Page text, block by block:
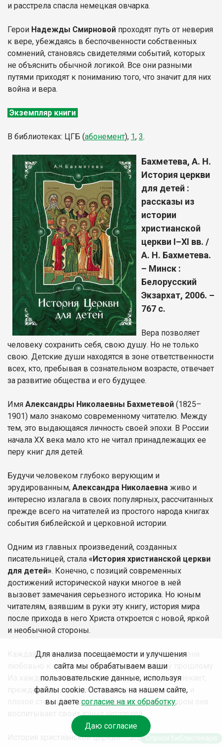
и расстрела спасла немецкая овчарка.
Герои Надежды Смирновой проходят путь от неверия
к вере, убеждаясь в беспочвенности собственных
сомнений, становясь свидетелями событий, которых
не объяснить обычной логикой. Все они разными
путями приходят к пониманию того, что значит для них
война и вера.
Экземпляр книги
В библиотеках: ЦГБ (абонемент), 1, 3.
Бахметева, А. Н.
История церкви
для детей :
рассказы из
истории
христианской
церкви I–XI вв. /
А. Н. Бахметева.
– Минск :
Белорусский
Экзархат, 2006. –
767 с.
Вера позволяет
человеку сохранить себя, свою душу. Но не только
свою. Детские души находятся в зоне ответственности
всех, кто, пребывая в сознательном возрасте, отвечает
за развитие общества и его будущее.
Имя Александры Николаевны Бахметевой (1825–
1901) мало знакомо современному читателю. Между
тем, это выдающаяся личность своей эпохи. В России
начала XX века мало кто не читал принадлежащих ее
перу книг для детей.
Будучи человеком глубоко верующим и
эрудированным, Александра Николаевна живо и
интересно излагала в своих популярных, рассчитанных
прежде всего на читателей из простого народа книгах
события библейской и церковной истории.
Одним из главных произведений, созданных
писательницей, стала «История христианской церкви
для детей». Конечно, с позиций современных
достижений исторической науки многое в ней
вызовет замечания серьезного историка. Но юным
читателям, взявшим в руки эту книгу, история мира
после прихода в него Христа откроется с новой, яркой
и необычной стороны.
Каждая страница книгА. Н. Бахметевойнаполнена
любовью к истории и уважением к нашему прошлому.
Из каждого исторического события автор извлекает,
прежде всего, нравственные уроки. И хорошее, и
плохое становится для нее примером, на котором она
воспитывает своих юных читателей.
История христианской церкви – это история не только
Для анализа посещаемости и улучшения
сайта мы обрабатываем ваши
пользовательские данные, используя
файлы cookie. Оставаясь на нашем сайте,
вы даете согласие на их обработку.
Даю согласие
Спроси библиотекаря